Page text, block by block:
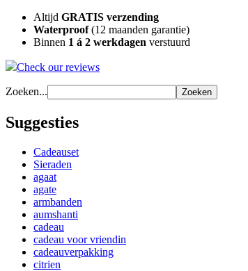
Altijd GRATIS verzending
Waterproof(12 maanden garantie)
Binnen 1 á 2 werkdagen verstuurd
Check our reviews
Zoeken... Zoeken
Suggesties
Cadeauset
Sieraden
agaat
agate
armbanden
aumshanti
cadeau
cadeau voor vriendin
cadeauverpakking
citrien